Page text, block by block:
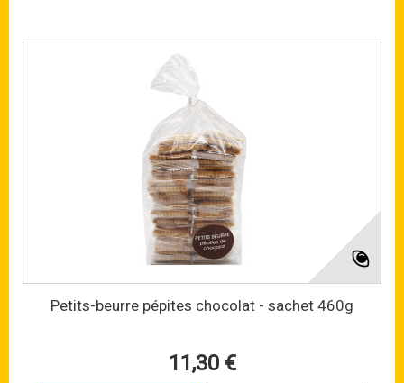
Petits-beurre pépites chocolat - sachet 460g
11,30 €